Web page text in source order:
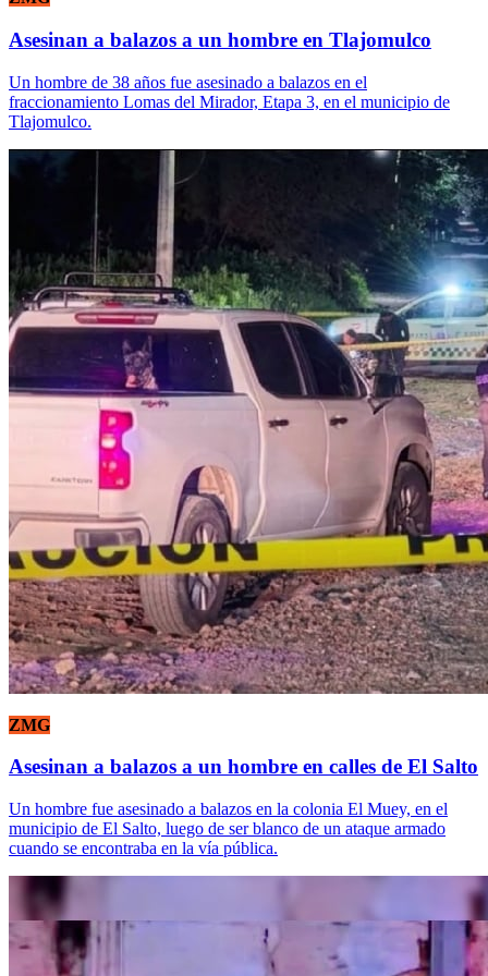
Asesinan a balazos a un hombre en Tlajomulco
Un hombre de 38 años fue asesinado a balazos en el
fraccionamiento Lomas del Mirador, Etapa 3, en el municipio de
Tlajomulco.
ZMG
Asesinan a balazos a un hombre en calles de El Salto
Un hombre fue asesinado a balazos en la colonia El Muey, en el
municipio de El Salto, luego de ser blanco de un ataque armado
cuando se encontraba en la vía pública.